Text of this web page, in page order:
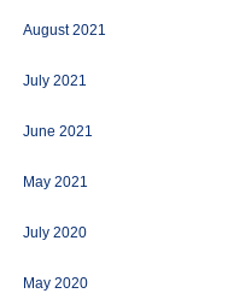
August 2021
July 2021
June 2021
May 2021
July 2020
May 2020